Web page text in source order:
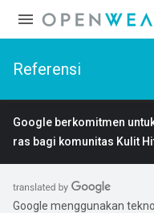
Referensi
Google berkomitmen
ras bagi komunitas Kulit
Google menggunakan